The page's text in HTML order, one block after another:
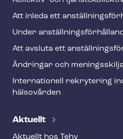
Att inleda ett
Under
Att avsluta ett
Ändringar och
Internationell rekrytering
hälsovården
Aktuellt
Aktuellt hos Tehy